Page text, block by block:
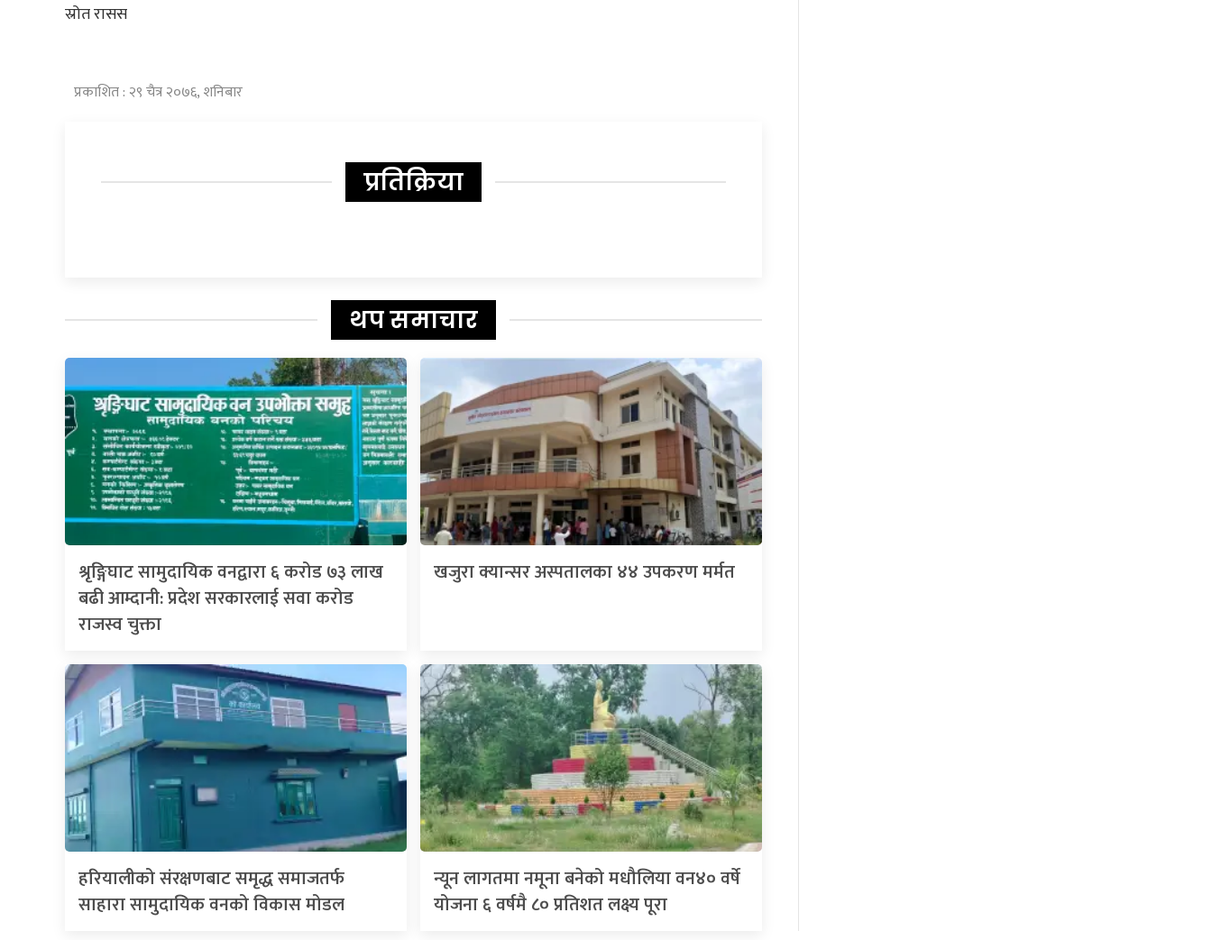
स्रोत रासस
प्रकाशित : २९ चैत्र २०७६, शनिबार
प्रतिक्रिया
थप समाचार
श्रृङ्गिघाट सामुदायिक वनद्वारा ६ करोड ७३ लाख
बढी आम्दानी: प्रदेश सरकारलाई सवा करोड
राजस्व चुक्ता
खजुरा क्यान्सर अस्पतालका ४४ उपकरण मर्मत
हरियालीको संरक्षणबाट समृद्ध समाजतर्फ
साहारा सामुदायिक वनको विकास मोडल
न्यून लागतमा नमूना बनेको मधौलिया वन४० वर्षे
योजना ६ वर्षमै ८० प्रतिशत लक्ष्य पूरा